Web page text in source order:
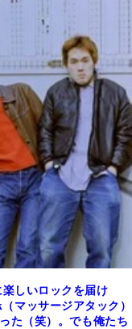
しいロックを届け
マッサージアタック）
た（笑）。でも俺たち